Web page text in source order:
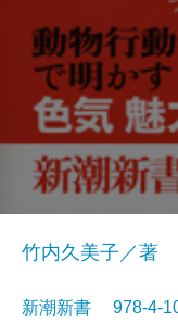
竹内久美子／著
新潮新書 978-4-